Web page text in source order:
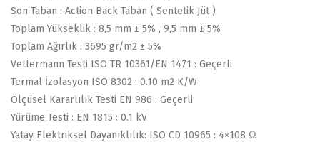
Son Taban : Action Back Taban ( Sentetik Jüt )
Toplam Yükseklik : 8,5 mm ± 5% , 9,5 mm ± 5%
Toplam Ağırlık : 3695 gr/m2 ± 5%
Vettermann Testi ISO TR 10361/EN 1471 : Geçerli
Termal İzolasyon ISO 8302 : 0.10 m2 K/W
Ölçüsel Kararlılık Testi EN 986 : Geçerli
Yürüme Testi : EN 1815 : 0.1 kV
Yatay Elektriksel Dayanıklılık: ISO CD 10965 : 4×108 Ω